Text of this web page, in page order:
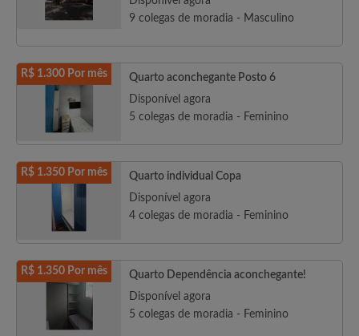
9 colegas de moradia - Masculino
R$ 1.300 Por mês
Quarto aconchegante Posto 6
Disponível agora
5 colegas de moradia - Feminino
R$ 1.350 Por mês
Quarto individual Copa
Disponível agora
4 colegas de moradia - Feminino
R$ 1.350 Por mês
Quarto Dependência aconchegante!
Disponível agora
5 colegas de moradia - Feminino